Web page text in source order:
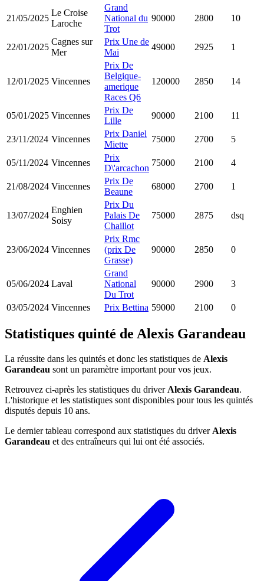
21/05/2025
Le Croise
Laroche
Grand
National du
Trot
90000 2800 10
22/01/2025
Cagnes sur
Mer
Prix Une de
Mai
49000 2925 1
12/01/2025 Vincennes
Prix De
Belgique-
amerique
Races Q6
120000 2850 14
05/01/2025 Vincennes
Prix De
Lille
90000 2100 11
23/11/2024 Vincennes
Prix Daniel
Miette
75000 2700 5
05/11/2024 Vincennes
Prix
D\'arcachon
75000 2100 4
21/08/2024 Vincennes
Prix De
Beaune
68000 2700 1
13/07/2024
Enghien
Soisy
Prix Du
Palais De
Chaillot
75000 2875 dsq
23/06/2024 Vincennes
Prix Rmc
(prix De
Grasse)
90000 2850 0
05/06/2024 Laval
Grand
National
Du Trot
90000 2900 3
03/05/2024 Vincennes Prix Bettina 59000 2100 0
Statistiques quinté de Alexis Garandeau
La réussite dans les quintés et donc les statistiques de Alexis
Garandeau sont un paramètre important pour vos jeux.
Retrouvez ci-après les statistiques du driver Alexis Garandeau.
L'historique et les statistiques sont disponibles pour tous les quintés
disputés depuis 10 ans.
Le dernier tableau correspond aux statistiques du driver Alexis
Garandeau et des entraîneurs qui lui ont été associés.